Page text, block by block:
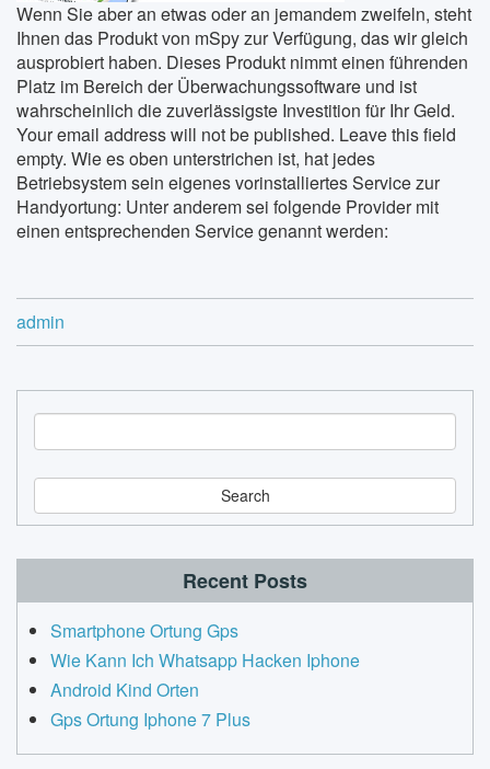
Wenn Sie aber an etwas oder an jemandem zweifeln, steht
Ihnen das Produkt von mSpy zur Verfügung, das wir gleich
ausprobiert haben. Dieses Produkt nimmt einen führenden
Platz im Bereich der Überwachungssoftware und ist
wahrscheinlich die zuverlässigste Investition für Ihr Geld.
Your email address will not be published. Leave this field
empty. Wie es oben unterstrichen ist, hat jedes
Betriebsystem sein eigenes vorinstalliertes Service zur
Handyortung: Unter anderem sei folgende Provider mit
einen entsprechenden Service genannt werden:
admin
e
a
r
c
Recent Posts
Smartphone Ortung Gps
Wie Kann Ich Whatsapp Hacken Iphone
Android Kind Orten
Gps Ortung Iphone 7 Plus